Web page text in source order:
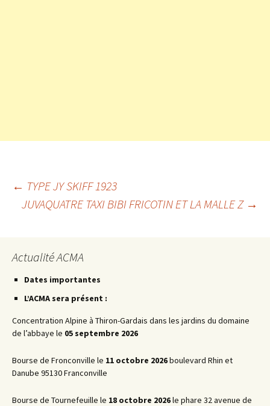
Navigation
articles
← TYPE JY SKIFF 1923
JUVAQUATRE TAXI BIBI FRICOTIN ET LA MALLE Z →
Actualité ACMA
Dates importantes
L’ACMA sera présent :
Concentration Alpine à Thiron-Gardais dans les jardins du domaine
de l’abbaye le 05 septembre 2026
Bourse de Fronconville le 11 octobre 2026boulevard Rhin et
Danube 95130 Franconville
Bourse de Tournefeuille le 18 octobre 2026le phare 32 avenue de